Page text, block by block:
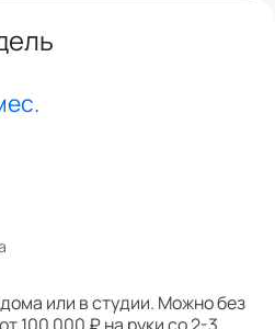
или в студии. Можно без
100 000 ₽ на руки со 2-3